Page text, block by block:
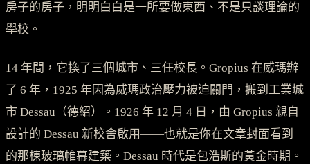
房子的房子，明明白白是一所要做東西、不是只談理論的
學校。
14 年間，它換了三個城市、三任校長。Gropius 在威瑪辦
了 6 年，1925 年因為威瑪政治壓力被迫關門，搬到工業城
市 Dessau（德紹）。1926 年 12 月 4 日，由 Gropius 親自
設計的 Dessau 新校舍啟用——也就是你在文章封面看到
的那棟玻璃帷幕建築。Dessau 時代是包浩斯的黃金時期。